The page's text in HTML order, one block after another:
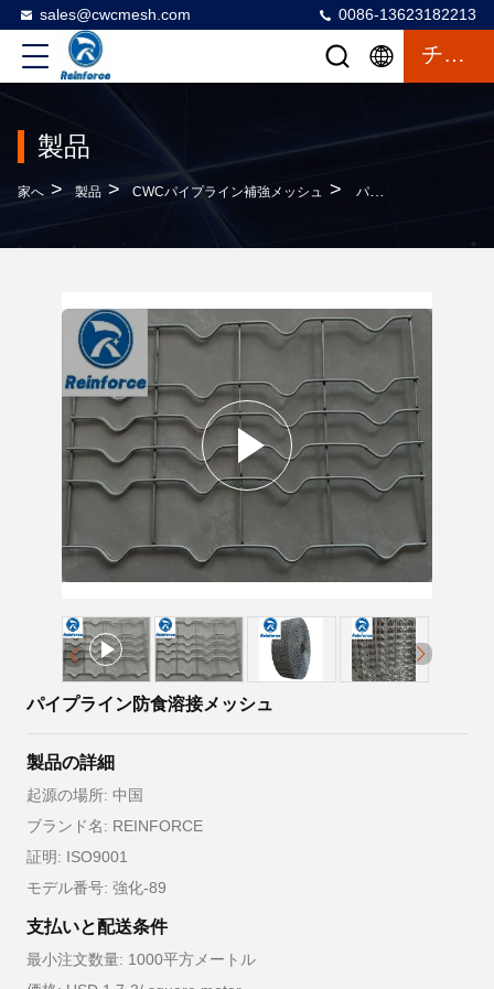
sales@cwcmesh.com 0086-13623182213
チャット
製品
家へ > 製品 > CWCパイプライン補強メッシュ > パイプライン防食溶接メッシュ
パイプライン防食溶接メッシュ
製品の詳細
起源の場所: 中国
ブランド名: REINFORCE
証明: ISO9001
モデル番号: 強化-89
支払いと配送条件
最小注文数量: 1000平方メートル